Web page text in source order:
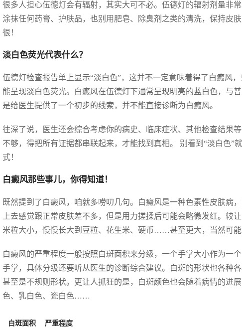
很多人担心伍德灯会有辐射，其实大可不必。伍德灯的辐射剂量非
涂抹任何药膏、护肤品，也别用肥皂、除臭剂之类的清洗，保持皮
很！
淡白色荧光代表什么？
伍德灯检查报告单上显示“淡白色”，这并不一定意味着得了白癜风
能呈现淡白色荧光。白癜风在伍德灯下通常呈现明亮的蓝白色，与
是给医生提供了一个初步的线索，并不能直接诊断为白癜风。
往深了说，医生还会综合考虑你的病史、临床症状、其他检查结果
不够，得把所有证据都串联起来，才能找到真相。 别看到“淡白色”
式！
白癜风那些事儿，你得知道！
既然提到了白癜风，咱就多唠叨几句。白癜风是一种色素性皮肤病
上去感觉跟正常皮肤差不多，但是用力搓揉后可能会略微发红。较
米粒大小，慢慢长大到豆粒、花生米、硬币……甚至更大，当然可
白癜风的严重程度一般按照白斑面积来分级，一个手掌大小作为一
手掌，具体分级还要听从医生的诊断综合建议。白斑的形状也各种
甚至是不规则形状。更让人抓狂的是，白斑颜色也会随着病情的进
色、乳白色、瓷白色……
白斑面积 严重程度